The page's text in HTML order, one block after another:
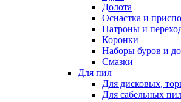
Долота
Оснастка и
Патроны и
Коронки
Наборы буров и
Смазки
Для пил
Для дисковых,
Для сабельных